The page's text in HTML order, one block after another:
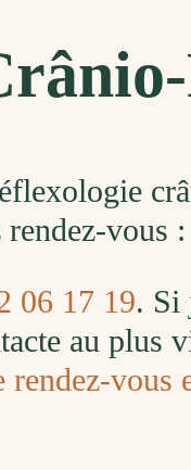
vous :
06 17 19. Si
au plus
rendez-vous